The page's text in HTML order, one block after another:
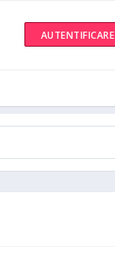
AUTENTIFICARE